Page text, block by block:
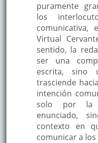
puramente
los
comunicativa,
Virtual
sentido, la
ser una
escrita, sino
trasciende
intención
solo por la
enunciado,
contexto en
comunicar a